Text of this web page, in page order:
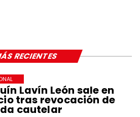
Lavín León sale en
tras revocación de
cautelar
RECIENTES